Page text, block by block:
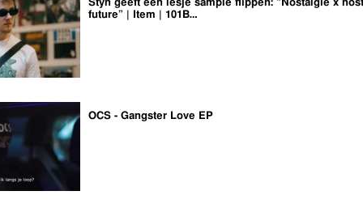
Styn geeft een lesje sample flippen: “Nostalgie x
future” | Item | 101B…
OCS - Gangster Love EP